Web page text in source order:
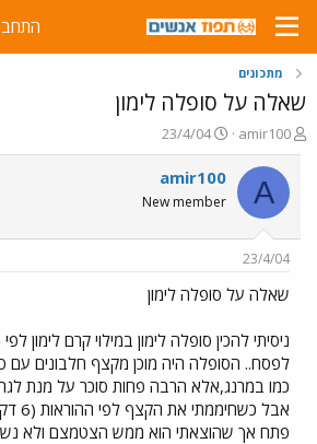
מתכונים
שאלה על סופלה לימון
פ
ו
ת
ח
ה
ש
א
amir100
פ
ו
ר
ס
ם
ר
23/4/04
A
amir100
New member
23/4/04
שאלה על סופלה לימון
ניסיתי להכין סופלה לימון במילוי קרם לימון
כמו במרנג,אלא הרבה פחות סוכר על מנת
פתח אך שהוצאתי הוא ממש הצטמצם ולא